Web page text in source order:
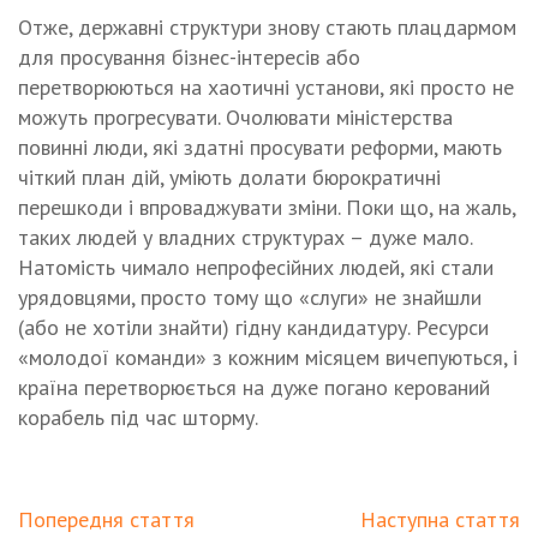
Отже, державні структури знову стають плацдармом
для просування бізнес-інтересів або
перетворюються на хаотичні установи, які просто не
можуть прогресувати. Очолювати міністерства
повинні люди, які здатні просувати реформи, мають
чіткий план дій, уміють долати бюрократичні
перешкоди і впроваджувати зміни. Поки що, на жаль,
таких людей у владних структурах – дуже мало.
Натомість чимало непрофесійних людей, які стали
урядовцями, просто тому що «слуги» не знайшли
(або не хотіли знайти) гідну кандидатуру. Ресурси
«молодої команди» з кожним місяцем вичепуються, і
країна перетворюється на дуже погано керований
корабель під час шторму.
Попередня стаття Наступна стаття